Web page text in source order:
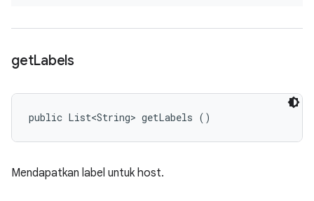
getLabels
public List<String> getLabels ()
Mendapatkan label untuk host.